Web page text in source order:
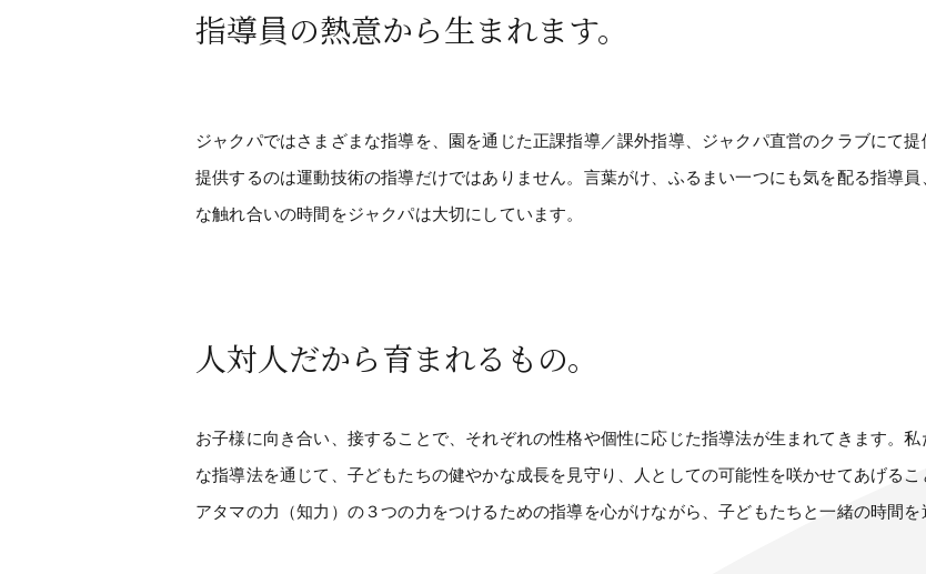
指導員の熱意から生まれます。
ジャクパではさまざまな指導を、園を通じた正課指導／課外指導、ジャクパ直営のクラブにて
提供するのは運動技術の指導だけではありません。言葉がけ、ふるまい一つにも気を配る指導
な触れ合いの時間をジャクパは大切にしています。
人対人だから育まれるもの。
お子様に向き合い、接することで、それぞれの性格や個性に応じた指導法が生まれてきます。
な指導法を通じて、子どもたちの健やかな成長を見守り、人としての可能性を咲かせてあげる
アタマの力（知力）の３つの力をつけるための指導を心がけながら、子どもたちと一緒の時間を